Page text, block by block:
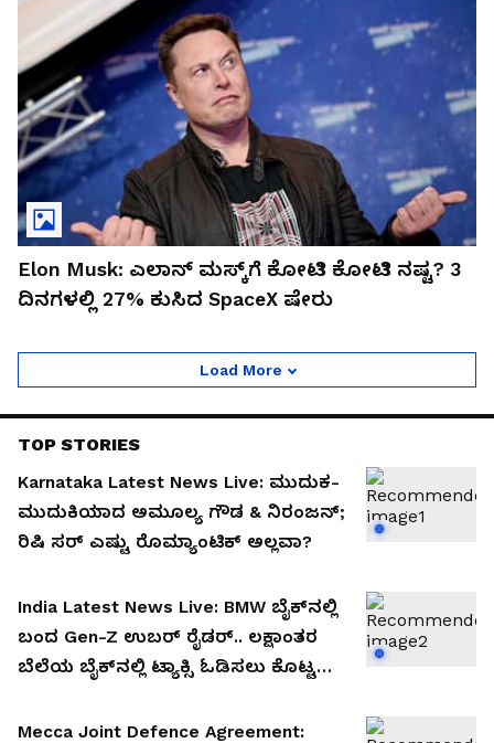
Elon Musk: ಎಲಾನ್ ಮಸ್ಕ್‌ಗೆ ಕೋಟಿ ಕೋಟಿ ನಷ್ಟ? 3
ದಿನಗಳಲ್ಲಿ 27% ಕುಸಿದ SpaceX ಷೇರು
Load More
TOP STORIES
Karnataka Latest News Live: ಮುದುಕ-
ಮುದುಕಿಯಾದ ಅಮೂಲ್ಯ ಗೌಡ & ನಿರಂಜನ್;
ರಿಷಿ ಸರ್ ಎಷ್ಟು ರೊಮ್ಯಾಂಟಿಕ್ ಅಲ್ಲವಾ?
India Latest News Live: BMW ಬೈಕ್‌ನಲ್ಲಿ
ಬಂದ Gen-Z ಉಬರ್ ರೈಡರ್.. ಲಕ್ಷಾಂತರ
ಬೆಲೆಯ ಬೈಕ್‌ನಲ್ಲಿ ಟ್ಯಾಕ್ಸಿ ಓಡಿಸಲು ಕೊಟ್ಟ
Mecca Joint Defence Agreement: